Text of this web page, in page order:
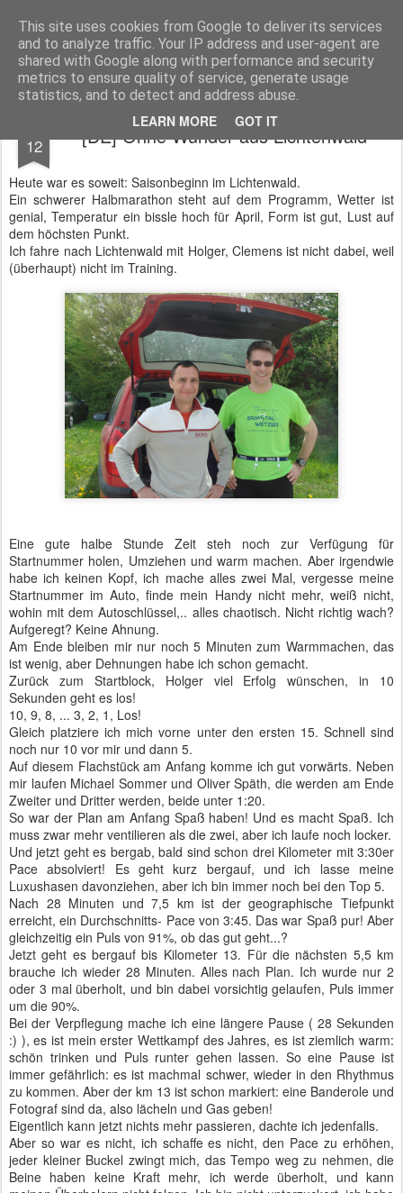
This site uses cookies from Google to deliver its services
and to analyze traffic. Your IP address and user-agent are
shared with Google along with performance and security
metrics to ensure quality of service, generate usage
statistics, and to detect and address abuse.
LEARN MORE GOT IT
Alb steps Laufend die Schwäbische Alb entdecken. Découvir le Jura Souabe en courant.
Startseite
12 [DE] Ohne Wunder aus Lichtenwald
Heute war es soweit: Saisonbeginn im Lichtenwald.
Ein schwerer Halbmarathon steht auf dem Programm, Wetter ist
genial, Temperatur ein bissle hoch für April, Form ist gut, Lust auf
dem höchsten Punkt.
Ich fahre nach Lichtenwald mit Holger, Clemens ist nicht dabei, weil
(überhaupt) nicht im Training.
Eine gute halbe Stunde Zeit steh noch zur Verfügung für
Startnummer holen, Umziehen und warm machen. Aber irgendwie
habe ich keinen Kopf, ich mache alles zwei Mal, vergesse meine
Startnummer im Auto, finde mein Handy nicht mehr, weiß nicht,
wohin mit dem Autoschlüssel,.. alles chaotisch. Nicht richtig wach?
Aufgeregt? Keine Ahnung.
Am Ende bleiben mir nur noch 5 Minuten zum Warmmachen, das
ist wenig, aber Dehnungen habe ich schon gemacht.
Zurück zum Startblock, Holger viel Erfolg wünschen, in 10
Sekunden geht es los!
10, 9, 8, ... 3, 2, 1, Los!
Gleich platziere ich mich vorne unter den ersten 15. Schnell sind
noch nur 10 vor mir und dann 5.
Auf diesem Flachstück am Anfang komme ich gut vorwärts. Neben
mir laufen Michael Sommer und Oliver Späth, die werden am Ende
Zweiter und Dritter werden, beide unter 1:20.
So war der Plan am Anfang Spaß haben! Und es macht Spaß. Ich
muss zwar mehr ventilieren als die zwei, aber ich laufe noch locker.
Und jetzt geht es bergab, bald sind schon drei Kilometer mit 3:30er
Pace absolviert! Es geht kurz bergauf, und ich lasse meine
Luxushasen davonziehen, aber ich bin immer noch bei den Top 5.
Nach 28 Minuten und 7,5 km ist der geographische Tiefpunkt
erreicht, ein Durchschnitts- Pace von 3:45. Das war Spaß pur! Aber
gleichzeitig ein Puls von 91%, ob das gut geht...?
Jetzt geht es bergauf bis Kilometer 13. Für die nächsten 5,5 km
brauche ich wieder 28 Minuten. Alles nach Plan. Ich wurde nur 2
oder 3 mal überholt, und bin dabei vorsichtig gelaufen, Puls immer
um die 90%.
Bei der Verpflegung mache ich eine längere Pause ( 28 Sekunden
:) ), es ist mein erster Wettkampf des Jahres, es ist ziemlich warm:
schön trinken und Puls runter gehen lassen. So eine Pause ist
immer gefährlich: es ist machmal schwer, wieder in den Rhythmus
zu kommen. Aber der km 13 ist schon markiert: eine Banderole und
Fotograf sind da, also lächeln und Gas geben!
Eigentlich kann jetzt nichts mehr passieren, dachte ich jedenfalls.
Aber so war es nicht, ich schaffe es nicht, den Pace zu erhöhen,
jeder kleiner Buckel zwingt mich, das Tempo weg zu nehmen, die
Beine haben keine Kraft mehr, ich werde überholt, und kann